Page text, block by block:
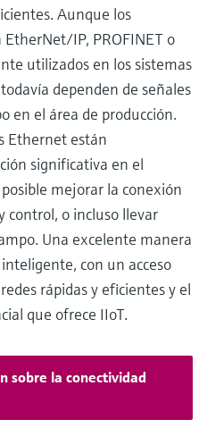
Aunque los
IP, PROFINET o
utilizados en los sistemas
dependen de señales
en el área de producción.
Ethernet están
significativa en el
mejorar la conexión
control, o incluso llevar
Una excelente manera
con un acceso
rápidas y eficientes y el
que ofrece IIoT.
sobre la conectividad